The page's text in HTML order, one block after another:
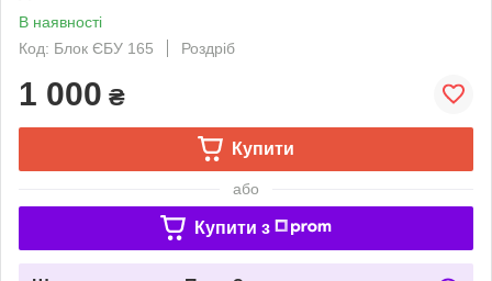
В наявності
Код: Блок ЄБУ 165
Роздріб
1 000 ₴
Купити
або
Купити з